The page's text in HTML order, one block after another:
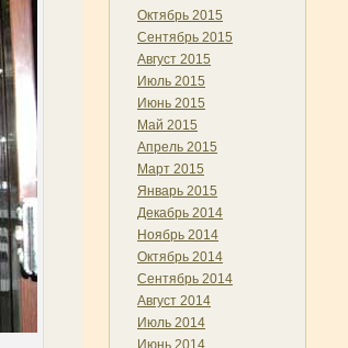
Октябрь 2015
Сентябрь 2015
Август 2015
Июль 2015
Июнь 2015
Май 2015
Апрель 2015
Март 2015
Январь 2015
Декабрь 2014
Ноябрь 2014
Октябрь 2014
Сентябрь 2014
Август 2014
Июль 2014
Июнь 2014